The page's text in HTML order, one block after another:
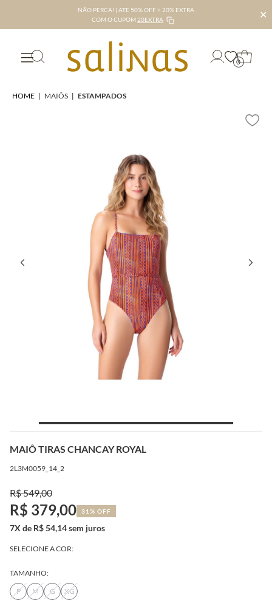
NÃO PERCA! | ATÉ 50% OFF + 20% EXTRA
COM O CUPOM 20EXTRA ✕
0
HOME | MAIÔS | ESTAMPADOS
MAIÔ TIRAS CHANCAY ROYAL
2L3M0059_14_2
R$ 549,00
R$ 379,00 31% OFF
7X de R$ 54,14 sem juros
SELECIONE A COR:
TAMANHO:
P
M G XG